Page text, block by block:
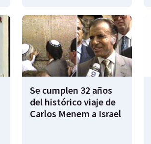
Se cumplen 32 años
del histórico viaje de
Carlos Menem a Israel